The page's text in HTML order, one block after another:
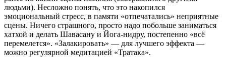
людьми). Несложно понять, что это накопился
эмоциональный стресс, в памяти «отпечатались» неприятные
сцены. Ничего страшного, просто надо побольше заниматься
хатхой и делать Шавасану и Йога-нидру, постепенно «всё
перемелется». «Залакировать» — для лучшего эффекта —
можно регулярной медитацией «Тратака».